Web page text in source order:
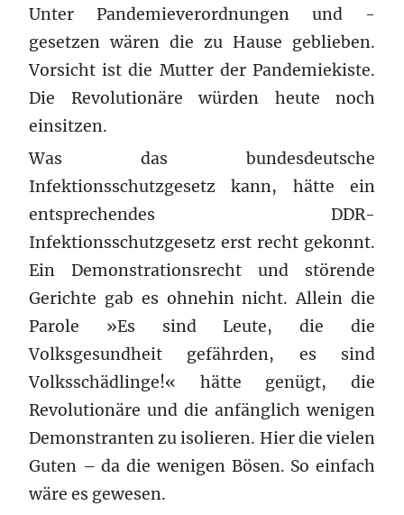
Unter Pandemieverordnungen und -
gesetzen wären die zu Hause geblieben.
Vorsicht ist die Mutter der Pandemiekiste.
Die Revolutionäre würden heute noch
einsitzen.
Was das bundesdeutsche
Infektionsschutzgesetz kann, hätte ein
entsprechendes DDR-
Infektionsschutzgesetz erst recht gekonnt.
Ein Demonstrationsrecht und störende
Gerichte gab es ohnehin nicht. Allein die
Parole »Es sind Leute, die die
Volksgesundheit gefährden, es sind
Volksschädlinge!« hätte genügt, die
Revolutionäre und die anfänglich wenigen
Demonstranten zu isolieren. Hier die vielen
Guten – da die wenigen Bösen. So einfach
wäre es gewesen.